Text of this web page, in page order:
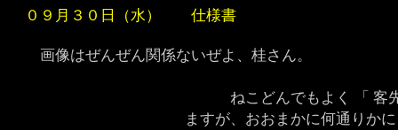
０９月３０日（水） 仕様書
画像はぜんぜん関係ないぜよ、桂さん。
ねこどんでもよく 「 客先
ますが、おおまかに何通りかに